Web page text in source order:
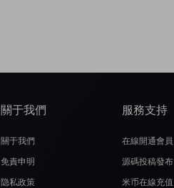
關于我們
關于我們
免責申明
隐私政策
服務支持
在線開通會員
源碼投稿發布
米币在線充值